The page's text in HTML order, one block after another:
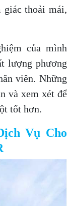
giác thoải mái,
của mình
lượng phương
viên. Những
và xem xét để
tốt hơn.
Vụ Cho